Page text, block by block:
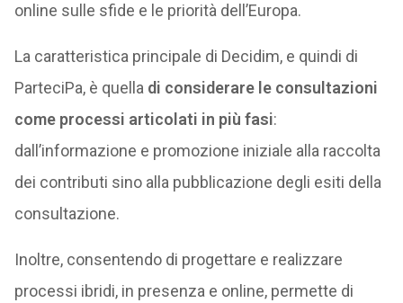
online sulle sfide e le priorità dell’Europa.
La caratteristica principale di Decidim, e quindi di
ParteciPa, è quella di considerare le consultazioni
come processi articolati in più fasi:
dall’informazione e promozione iniziale alla raccolta
dei contributi sino alla pubblicazione degli esiti della
consultazione.
Inoltre, consentendo di progettare e realizzare
processi ibridi, in presenza e online, permette di